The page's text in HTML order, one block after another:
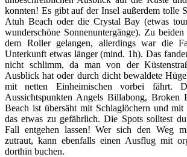
konnten! Es gibt auf der Insel außerdem tolle
Atuh Beach oder die Crystal Bay (etwas
wunderschöne Sonnenuntergänge). Zu
dem Roller gelangen, allerdings war die
Unterkunft etwas länger (mind. 1h). Das
nicht schlimm, da man von der
Ausblick hat oder durch dicht bewaldete
mit netten Einheimischen vorbei fährt.
Aussichtspunkten Angels Billabong,
Beach ist übersäht mit Schlaglöchern und
das etwas zu gefährlich. Die Spots solltest
Fall entgehen lassen! Wer sich den Weg
zutraut, kann ebenfalls einen Ausflug mit
dorthin buchen.